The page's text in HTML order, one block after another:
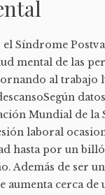
el Síndrome
mental de las
al trabajo
Mundial de la
laboral
hasta por un
Además de ser
aumenta cerca de